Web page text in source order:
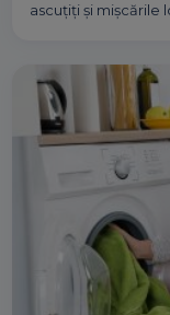
ascuțiți și mișcările